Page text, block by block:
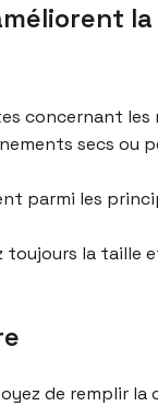
concernant les
secs ou
parmi les
la taille
de remplir la